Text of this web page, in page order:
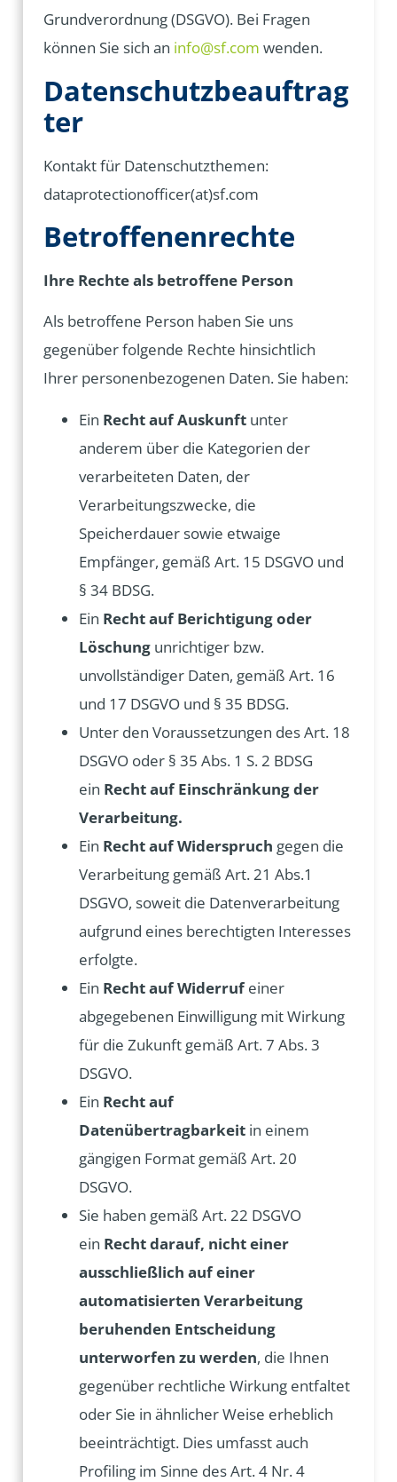
Grundverordnung (DSGVO). Bei Fragen
können Sie sich an info@sf.com wenden.
Datenschutzbeauftrag
ter
Kontakt für Datenschutzthemen:
dataprotectionofficer(at)sf.com
Betroffenenrechte
Ihre Rechte als betroffene Person
Als betroffene Person haben Sie uns
gegenüber folgende Rechte hinsichtlich
Ihrer personenbezogenen Daten. Sie haben:
Ein Recht auf Auskunft unter
anderem über die Kategorien der
verarbeiteten Daten, der
Verarbeitungszwecke, die
Speicherdauer sowie etwaige
Empfänger, gemäß Art. 15 DSGVO und
§ 34 BDSG.
Ein Recht auf Berichtigung oder
Löschung unrichtiger bzw.
unvollständiger Daten, gemäß Art. 16
und 17 DSGVO und § 35 BDSG.
Unter den Voraussetzungen des Art. 18
DSGVO oder § 35 Abs. 1 S. 2 BDSG
ein Recht auf Einschränkung der
Verarbeitung.
Ein Recht auf Widerspruch gegen die
Verarbeitung gemäß Art. 21 Abs.1
DSGVO, soweit die Datenverarbeitung
aufgrund eines berechtigten Interesses
erfolgte.
Ein Recht auf Widerrufeiner
abgegebenen Einwilligung mit Wirkung
für die Zukunft gemäß Art. 7 Abs. 3
DSGVO.
Ein Recht auf
Datenübertragbarkeit in einem
gängigen Format gemäß Art. 20
DSGVO.
Sie haben gemäß Art. 22 DSGVO
ein Recht darauf, nicht einer
ausschließlich auf einer
automatisierten Verarbeitung
beruhenden Entscheidung
unterworfen zu werden, die Ihnen
gegenüber rechtliche Wirkung entfaltet
oder Sie in ähnlicher Weise erheblich
beeinträchtigt. Dies umfasst auch
Profiling im Sinne des Art. 4 Nr. 4